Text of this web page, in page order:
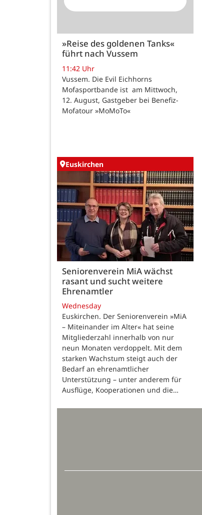
»Reise des goldenen Tanks«
führt nach Vussem
11:42 Uhr
Vussem. Die Evil Eichhorns
Mofasportbande ist am Mittwoch,
12. August, Gastgeber bei Benefiz-
Mofatour »MoMoTo«
Euskirchen
Seniorenverein MiA wächst
rasant und sucht weitere
Ehrenamtler
Wednesday
Euskirchen. Der Seniorenverein »MiA
– Miteinander im Alter« hat seine
Mitgliederzahl innerhalb von nur
neun Monaten verdoppelt. Mit dem
starken Wachstum steigt auch der
Bedarf an ehrenamtlicher
Unterstützung – unter anderem für
Ausflüge, Kooperationen und die…